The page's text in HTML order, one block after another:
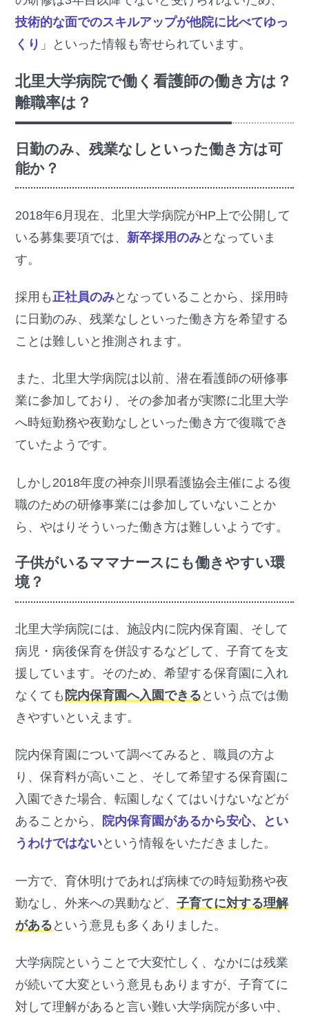
技術的な面でのスキルアップが他院に比べてゆっ
くり 」といった情報も寄せられています。
北里大学病院で働く看護師の働き方は？
離職率は？
日勤のみ、残業なしといった働き方は可
能か？
2018年6月現在、北里大学病院がHP上で公開して
いる募集要項では、 新卒採用のみとなっていま
す。
採用も 正社員のみとなっていることから、採用時
に日勤のみ、残業なしといった働き方を希望する
ことは難しいと推測されます。
また、北里大学病院は以前、潜在看護師の研修事
業に参加しており、その参加者が実際に北里大学
へ時短勤務や夜勤なしといった働き方で復職でき
ていたようです。
しかし2018年度の神奈川県看護協会主催による復
職のための研修事業には参加していないことか
ら、やはりそういった働き方は難しいようです。
子供がいるママナースにも働きやすい環
境？
北里大学病院には、施設内に院内保育園、そして
病児・病後保育を併設するなどして、子育てを支
援しています。そのため、希望する保育園に入れ
なくても 院内保育園へ入園できる という点では働
きやすいといえます。
院内保育園について調べてみると、職員の方よ
り、保育料が高いこと、そして希望する保育園に
入園できた場合、転園しなくてはいけないなどが
あることから、
院内保育園があるから安心、とい
うわけではないという情報をいただきました。
一方で、育休明けであれば病棟での時短勤務や夜
勤なし、外来への異動など、子育てに対する理解
がある という意見も多くありました。
大学病院ということで大変忙しく、なかには残業
が続いて大変という意見もありますが、子育てに
対して理解があると言い難い大学病院が多い中、